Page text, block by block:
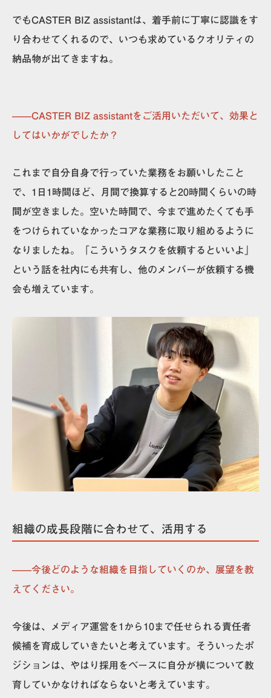
でもCASTER BIZ assistantは、 着手前に丁寧に認識をす
り合わせてくれるので、いつも求めているクオリティの
納品物が出てきますね。
——CASTER BIZ assistantをご活用いただいて、効果と
してはいかがでしたか？
これまで自分自身で行っていた業務をお願いしたこと
で、 1日1時間ほど、月間で換算すると20時間くらいの時
間が空きました。空いた時間で、今まで進めたくても手
をつけられていなかったコアな業務に取り組めるように
なりましたね。「こういうタスクを依頼するといいよ」
という話を社内にも共有し、他のメンバーが依頼する機
会も増えています。
組織の成長段階に合わせて、活用する
——今後どのような組織を目指していくのか、展望を教
えてください。
今後は、メディア運営を1から10まで任せられる責任者
候補を育成していきたいと考えています。そういったポ
ジションは、やはり採用をベースに自分が横について教
育していかなければならないと考えています。